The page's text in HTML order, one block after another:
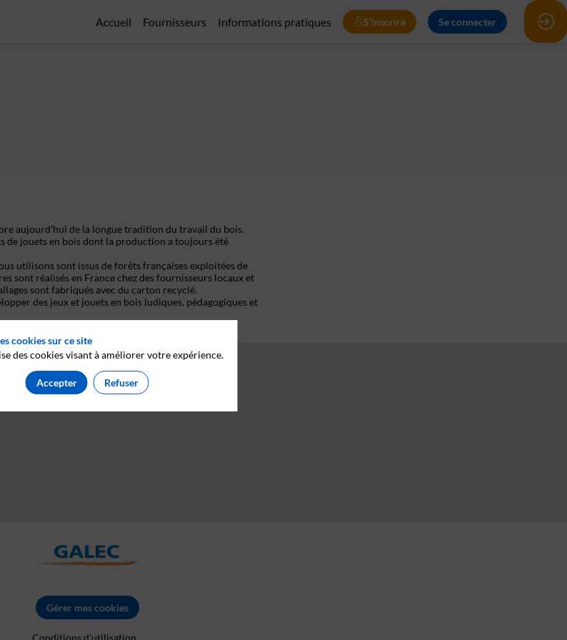
Accueil Fournisseurs Informations pratiques S'inscrire Se connecter
aujourd’hui de la longue tradition du travail du bois.
de jouets en bois dont la production a toujours été
utilisons sont issus de forêts françaises exploitées de
sont réalisés en France chez des fournisseurs locaux et
sont fabriqués avec du carton recyclé.
des jeux et jouets en bois ludiques, pédagogiques et
Gérer mes cookies
cookies sur ce site
des cookies visant à améliorer votre expérience.
Accepter Refuser